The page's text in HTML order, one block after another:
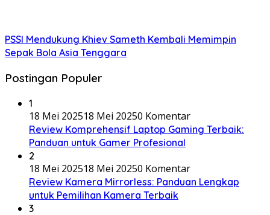
PSSI Mendukung Khiev Sameth Kembali Memimpin
Sepak Bola Asia Tenggara
Postingan Populer
1
18 Mei 202518 Mei 20250 Komentar
Review Komprehensif Laptop Gaming Terbaik:
Panduan untuk Gamer Profesional
2
18 Mei 202518 Mei 20250 Komentar
Review Kamera Mirrorless: Panduan Lengkap
untuk Pemilihan Kamera Terbaik
3